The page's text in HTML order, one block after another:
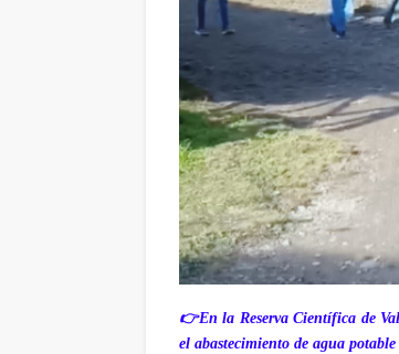
👉En la Reserva Científica de
el abastecimiento de agua